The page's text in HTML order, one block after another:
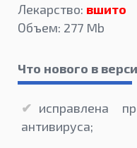
Лекарство: вшито
Объем: 277 Mb
Что нового в
исправлена
антивируса;